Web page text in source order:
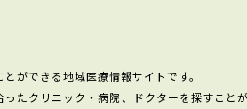
ができる地域医療情報サイトです。
たクリニック・病院、ドクターを探すことが